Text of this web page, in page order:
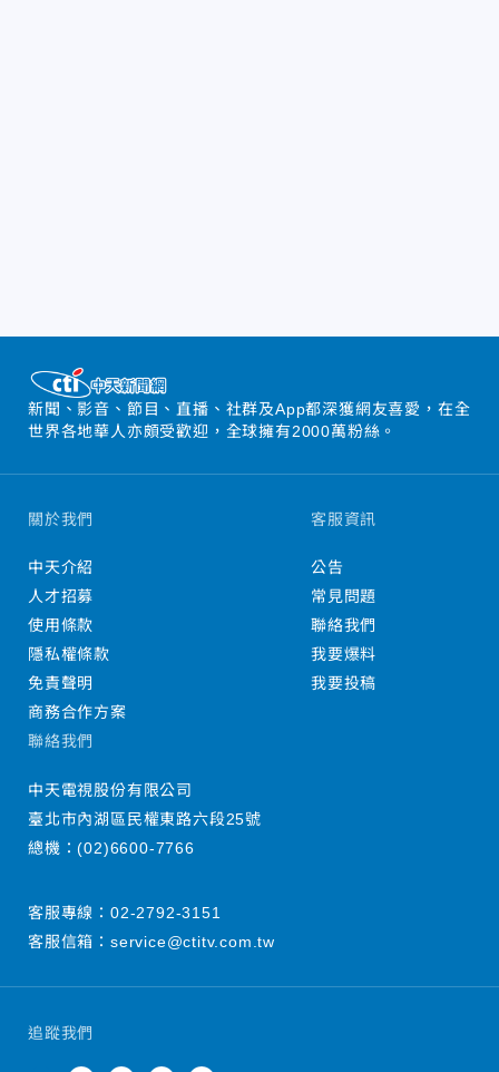
新聞、影音、節目、直播、社群及App都深獲網友喜愛，在全
世界各地華人亦頗受歡迎，全球擁有2000萬粉絲。
追蹤我們
關於我們
中天介紹
人才招募
使用條款
隱私權條款
免責聲明
商務合作方案
客服資訊
公告
常見問題
聯絡我們
我要爆料
我要投稿
聯絡我們
中天電視股份有限公司
臺北市內湖區民權東路六段25號
總機：(02)6600-7766
客服專線： 02-2792-3151
客服信箱： service@ctitv.com.tw